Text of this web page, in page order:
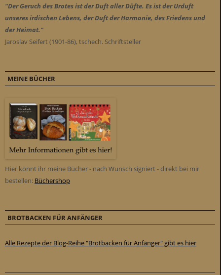
"Der Geruch des Brotes ist der Duft aller Düfte. Es ist der Urduft
unseres irdischen Lebens, der Duft der Harmonie, des Friedens und
der Heimat."
Jaroslav Seifert (1901-86), tschech. Schriftsteller
MEINE BÜCHER
Hier könnt ihr meine Bücher - nach Wunsch signiert - direkt bei mir
bestellen: Büchershop
BROTBACKEN FÜR ANFÄNGER
Alle Rezepte der Blog-Reihe "Brotbacken für Anfänger" gibt es hier